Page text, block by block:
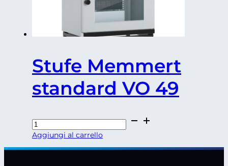
Stufe Memmert
standard VO 49
Stufe
Memmert
standard
VO
Aggiungi al carrello